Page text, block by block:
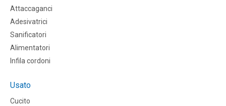
Attaccaganci
Adesivatrici
Sanificatori
Alimentatori
Infila cordoni
Usato
Cucito